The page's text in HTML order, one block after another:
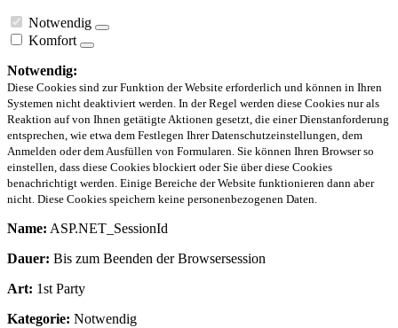
Notwendig
Komfort
Notwendig:
Diese Cookies sind zur Funktion der Website erforderlich und können in Ihren
Systemen nicht deaktiviert werden. In der Regel werden diese Cookies nur als
Reaktion auf von Ihnen getätigte Aktionen gesetzt, die einer Dienstanforderung
entsprechen, wie etwa dem Festlegen Ihrer Datenschutzeinstellungen, dem
Anmelden oder dem Ausfüllen von Formularen. Sie können Ihren Browser so
einstellen, dass diese Cookies blockiert oder Sie über diese Cookies
benachrichtigt werden. Einige Bereiche der Website funktionieren dann aber
nicht. Diese Cookies speichern keine personenbezogenen Daten.
Name: ASP.NET_SessionId
Dauer: Bis zum Beenden der Browsersession
Art: 1st Party
Kategorie: Notwendig